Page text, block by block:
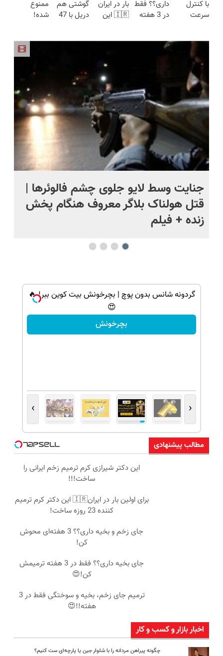
مدت
محدود)
(نصف
قیمت بازار
با کنترل
سرعت
47عددی +
تخفیف
داری؟؟ فقط
در 3 هفته
بار در ایران
🇮🇷 این
گوشتی هم
دریل با 47
ممنوع
شده!
منزل درمان
((پرسش‌نامه))
جنایت وسط لایو جلوی چشم فالوئرها |
قتل هولناک بلاگر معروف هنگام پخش
زنده + فیلم
گردونه شانس بدون پوچ | بچرخونش بیت کوین ببر! 🔥
😍
بچرخونش
‹
›
مطالب پیشنهادی
این دکتر شیرازی کرم ترمیم زخم ایرانی را
ساخت!!!
برای اولین بار در ایران🇮🇷 این دکتر کرم ترمیم
کننده 23 روزه ساخت!
جای زخم و بخیه داری؟؟ 3 هفته‌ای محوش
کن!
جای بخیه داری؟؟ فقط در 3 هفته ترمیمش
کن!😍
ترمیم جای زخم، بخیه و سوختگی فقط در 3
هفته!!😍
اخبار بازار و کسب و کار
چگونه پیراهن مردانه را با شلوار جین یا پارچه‌ای ست کنیم؟